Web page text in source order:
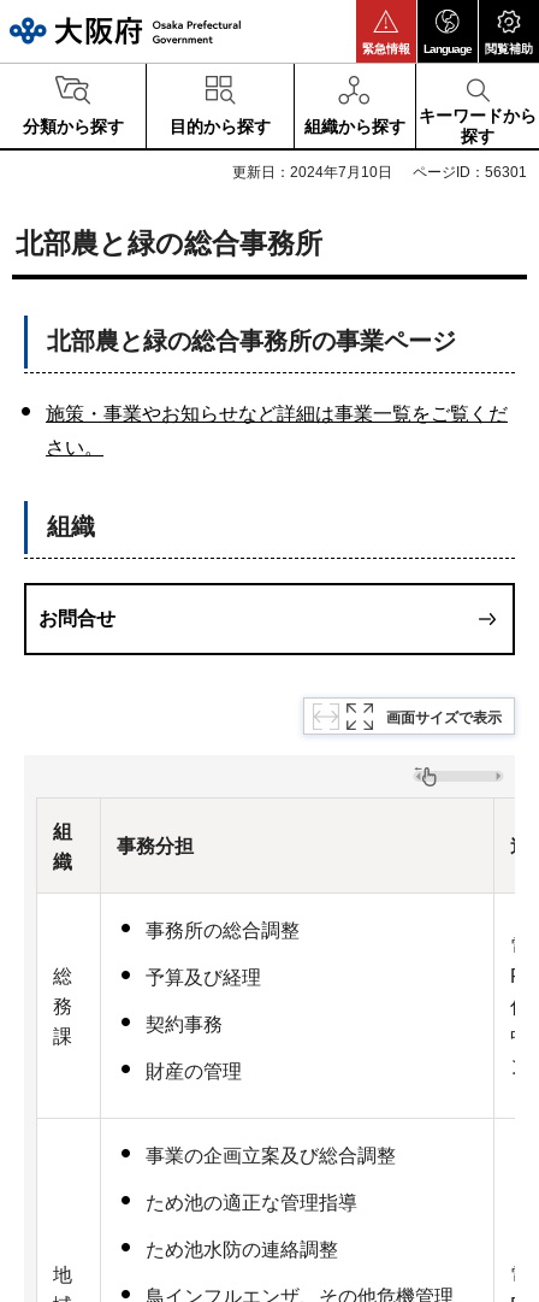
緊急情報 Language 閲覧補助
分類から探す 目的から探す 組織から探す
キーワードから
探す
更新日：2024年7月10日 ページID：56301
北部農と緑の総合事務所
北部農と緑の総合事務所の事業ページ
施策・事業やお知らせなど詳細は事業一覧をご覧くだ
さい。
組織
お問合せ
画面サイズで表示
組
織
事務分担 連
総
務
課
事務所の総合調整
予算及び経理
契約事務
財産の管理
電
住
中
ン
地
事業の企画立案及び総合調整
ため池の適正な管理指導
ため池水防の連絡調整
鳥インフルエンザ、その他危機管理
電